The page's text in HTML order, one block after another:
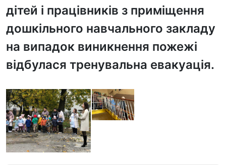
дітей і працівників з приміщення
дошкільного навчального закладу
на випадок виникнення пожежі
відбулася тренувальна евакуація.